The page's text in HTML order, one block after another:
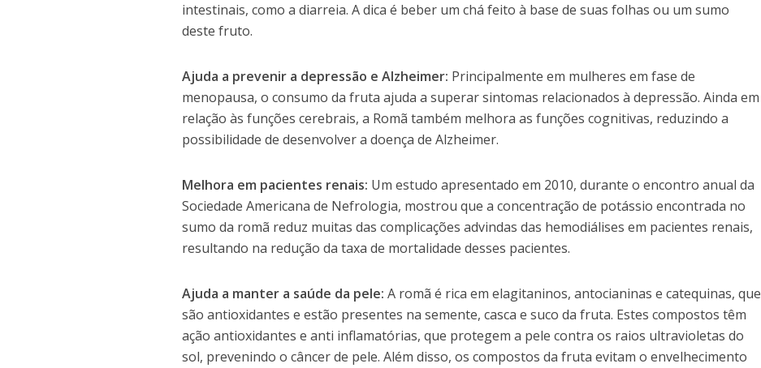
intestinais, como a diarreia. A dica é beber um chá feito à base de suas folhas ou um sumo
deste fruto.
Ajuda a prevenir a depressão e Alzheimer: Principalmente em mulheres em fase de
menopausa, o consumo da fruta ajuda a superar sintomas relacionados à depressão. Ainda em
relação às funções cerebrais, a Romã também melhora as funções cognitivas, reduzindo a
possibilidade de desenvolver a doença de Alzheimer.
Melhora em pacientes renais: Um estudo apresentado em 2010, durante o encontro anual da
Sociedade Americana de Nefrologia, mostrou que a concentração de potássio encontrada no
sumo da romã reduz muitas das complicações advindas das hemodiálises em pacientes renais,
resultando na redução da taxa de mortalidade desses pacientes.
Ajuda a manter a saúde da pele: A romã é rica em elagitaninos, antocianinas e catequinas, que
são antioxidantes e estão presentes na semente, casca e suco da fruta. Estes compostos têm
ação antioxidantes e anti inflamatórias, que protegem a pele contra os raios ultravioletas do
sol, prevenindo o câncer de pele. Além disso, os compostos da fruta evitam o envelhecimento